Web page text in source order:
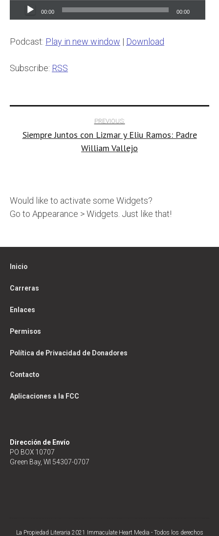
Audio
Player
00:00 00:00
Podcast: Play in new window | Download
Subscribe: RSS
navigation
PREVIOUS:
Siempre Juntos con Lizmar y Eliu Ramos: Padre
William Vallejo
Would like to activate some Widgets?
Go to Appearance > Widgets. Just like that!
Inicio
Carreras
Enlaces
Permisos
Política de Privacidad de Donadores
Contacto
Aplicaciones a la FCC
Dirección de Envío
PO BOX 10707
Green Bay, WI 54307-0707
La Propiedad Literaria 2021 Immaculate Heart Media - Todos los derechos